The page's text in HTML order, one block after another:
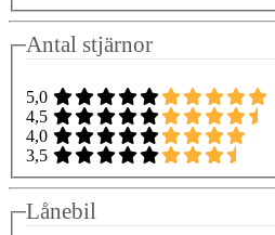
Antal stjärnor
5,0
4,5
4,0
3,5
Lånebil